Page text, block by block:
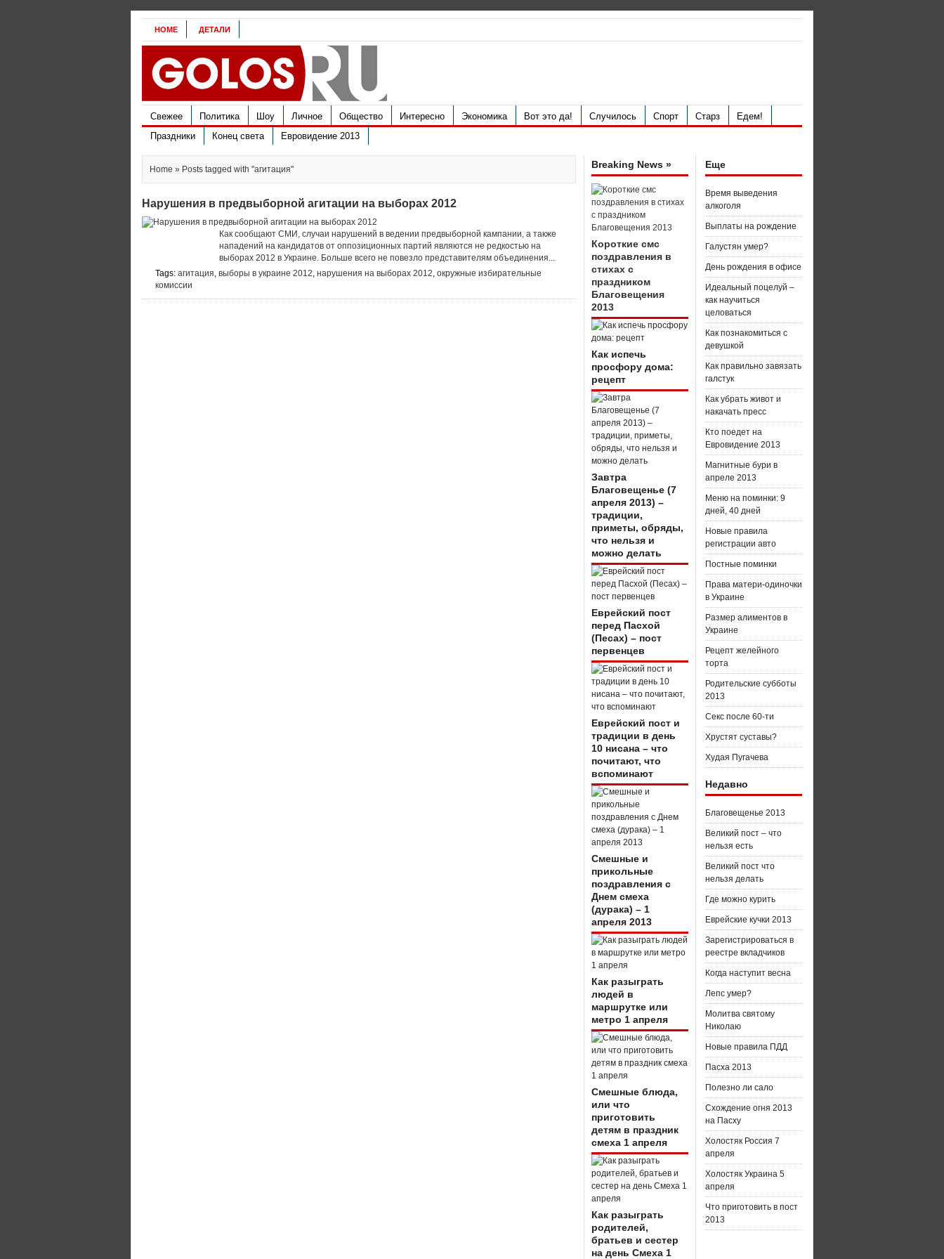
HOME ДЕТАЛИ
Свежее Политика Шоу Личное Общество Интересно Экономика Вот это да! Случилось Спорт Старз
Едем!
Праздники
Конец света Евровидение 2013
Home » Posts tagged with "агитация"
Нарушения в предвыборной агитации на выборах 2012
Как сообщают СМИ, случаи нарушений в ведении предвыборной кампании, а также
нападений на кандидатов от оппозиционных партий являются не редкостью на
выборах 2012 в Украине. Больше всего не повезло представителям объединения...
Tags: агитация, выборы в украине 2012, нарушения на выборах 2012, окружные избирательные
комиссии
Breaking News »
Короткие смс
поздравления в
стихах с
праздником
Благовещения
2013
Как испечь
просфору дома:
рецепт
Завтра
Благовещенье (7
апреля 2013) –
традиции,
приметы, обряды,
что нельзя и
можно делать
Еврейский пост
перед Пасхой
(Песах) – пост
первенцев
Еврейский пост и
традиции в день
10 нисана – что
почитают, что
вспоминают
Смешные и
прикольные
поздравления с
Днем смеха
(дурака) – 1
апреля 2013
Как разыграть
людей в
маршрутке или
метро 1 апреля
Смешные блюда,
или что
приготовить
детям в праздник
смеха 1 апреля
Как разыграть
родителей,
братьев и сестер
на день Смеха 1
Еще
Время выведения
алкоголя
Выплаты на рождение
Галустян умер?
День рождения в офисе
Идеальный поцелуй –
как научиться
целоваться
Как познакомиться с
девушкой
Как правильно завязать
галстук
Как убрать живот и
накачать пресс
Кто поедет на
Евровидение 2013
Магнитные бури в
апреле 2013
Меню на поминки: 9
дней, 40 дней
Новые правила
регистрации авто
Постные поминки
Права матери-одиночки
в Украине
Размер алиментов в
Украине
Рецепт желейного
торта
Родительские субботы
2013
Секс после 60-ти
Хрустят суставы?
Худая Пугачева
Недавно
Благовещенье 2013
Великий пост – что
нельзя есть
Великий пост что
нельзя делать
Где можно курить
Еврейские кучки 2013
Зарегистрироваться в
реестре вкладчиков
Когда наступит весна
Лепс умер?
Молитва святому
Николаю
Новые правила ПДД
Пасха 2013
Полезно ли сало
Схождение огня 2013
на Пасху
Холостяк Россия 7
апреля
Холостяк Украина 5
апреля
Что приготовить в пост
2013